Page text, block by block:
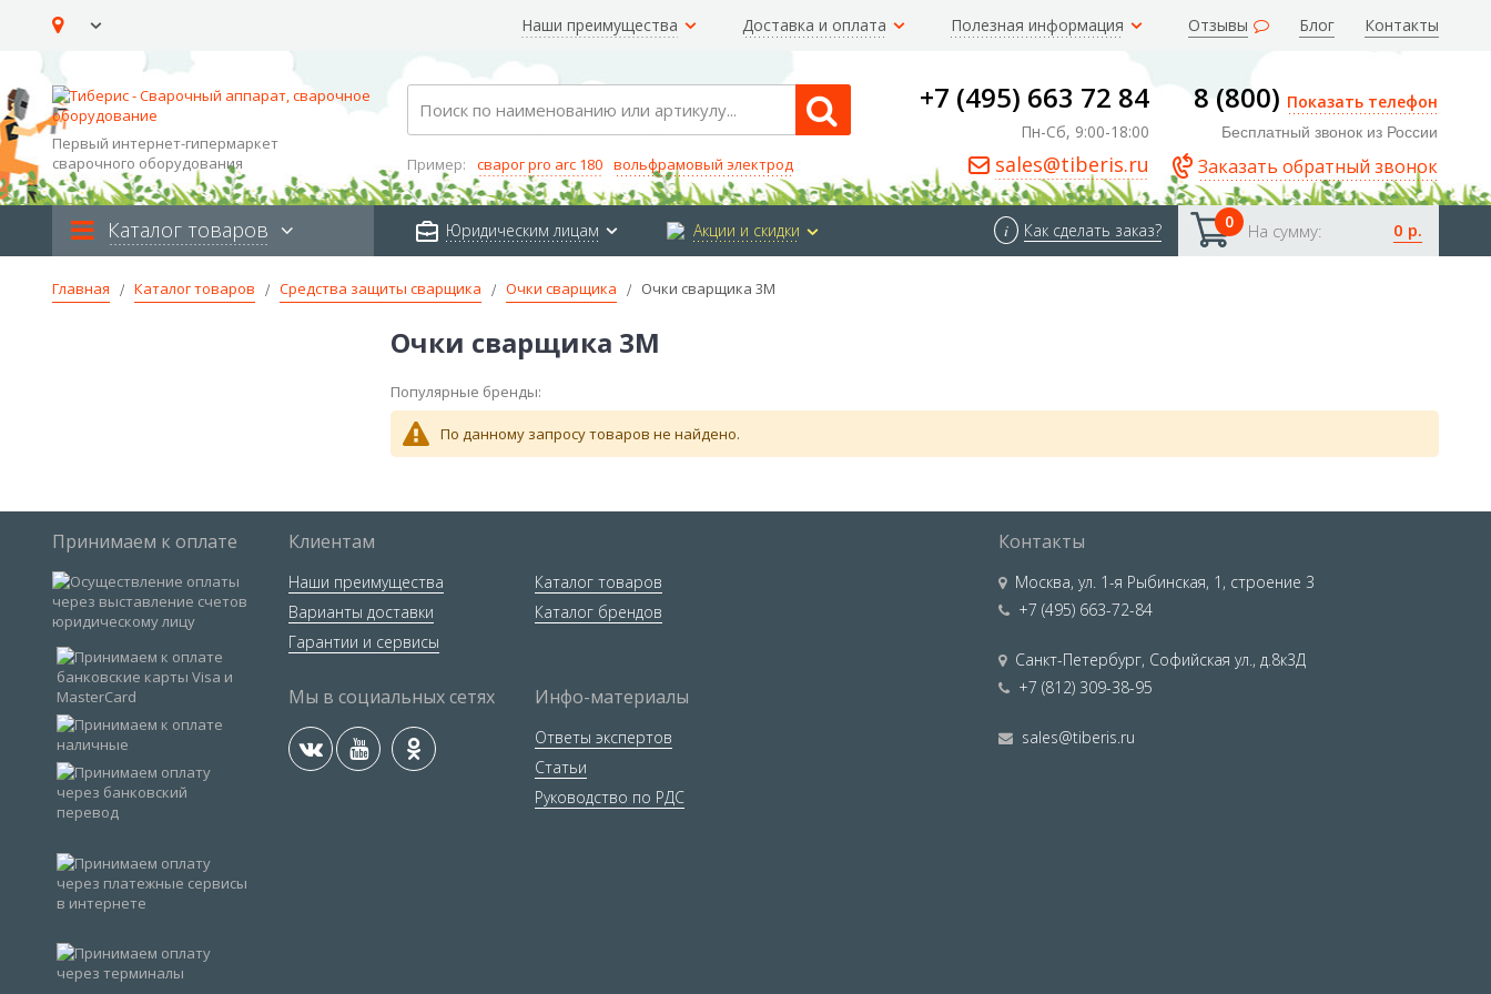
Наши преимущества Доставка и оплата Полезная информация Отзывы Блог Контакты
Первый интернет-гипермаркет
сварочного оборудования
Search
Пример: сварог pro arc 180 вольфрамовый электрод
+7 (495) 663 72 84
Пн-Сб, 9:00-18:00
sales@tiberis.ru
8 (800) Показать телефон
Бесплатный звонок из России
Заказать обратный звонок
Каталог товаров Юридическим лицам Акции и скидки 0 На сумму: 0 р.
i Как сделать заказ?
Главная Каталог товаров Средства защиты сварщика Очки сварщика Очки сварщика 3M
Очки сварщика 3M
Популярные бренды:
По данному запросу товаров не найдено.
Принимаем к оплате Клиентам
Наши преимущества
Варианты доставки
Гарантии и сервисы
Каталог товаров
Каталог брендов
Мы в социальных сетях Инфо-материалы
Ответы экспертов
Статьи
Руководство по РДС
Контакты
Москва,ул. 1-я Рыбинская, 1, строение 3
+7 (495) 663-72-84
Санкт-Петербург, Софийская ул., д.8к3Д
+7 (812) 309-38-95
sales@tiberis.ru